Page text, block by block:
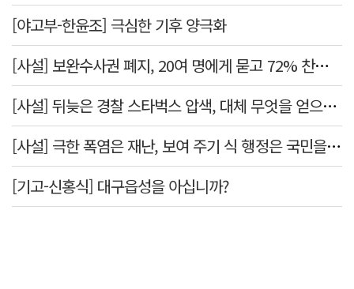
[야고부-한윤조] 극심한 기후 양극화
[사설] 보완수사권 폐지, 20여 명에게 묻고 72% 찬성했다고 밀어붙였다니
[사설] 뒤늦은 경찰 스타벅스 압색, 대체 무엇을 얻으려는 것인가
[사설] 극한 폭염은 재난, 보여 주기 식 행정은 국민을 지키지 못한다
[기고-신홍식] 대구읍성을 아십니까?